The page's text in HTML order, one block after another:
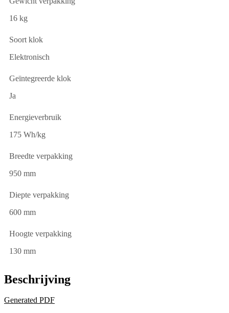
16 kg
Soort klok
Elektronisch
Geïntegreerde klok
Ja
Energieverbruik
175 Wh/kg
Breedte verpakking
950 mm
Diepte verpakking
600 mm
Hoogte verpakking
130 mm
Beschrijving
Generated PDF